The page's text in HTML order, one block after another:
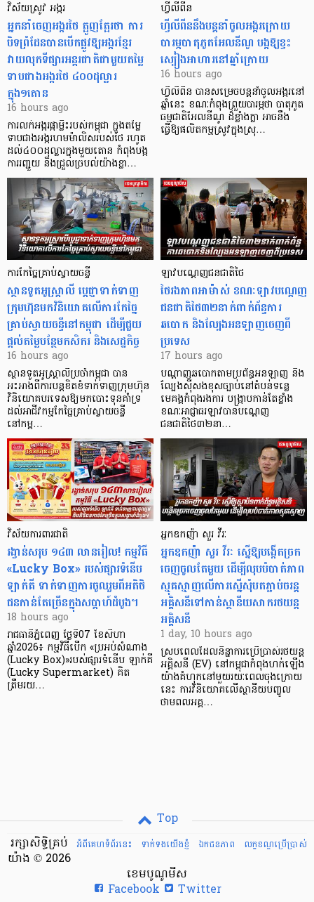
វិស័យស្រូវ អង្ករ
អ្នកនាំចេញអង្ករថៃ ត្អូញត្អែរថា ការ
បិទព្រំដែនបានបើកផ្លូវឱ្យអង្ករខ្មែរ
វាយលុកទីផ្សារអន្តរជាតិជាមួយតម្លៃ
ទាបជាងអង្ករថៃ ៤០០ដុល្លារ
ក្នុង១តោន
16 hours ago
ការលក់អង្ករផ្កាម្លិះរបស់កម្ពុជា ក្នុងតម្លៃ
ទាបជាងអង្ករហមម៉ាលិសរបស់ថៃ រហូត
ដល់៤០០ដុល្លារក្នុងមួយតោន កំពុងបង្ក
ការរញ្ជួយ និងជ្រួលច្របល់យ៉ាងខ្លា…
ហ្វីលីពីន
ហ្វីលីពីននឹងបន្តនាំចូលអង្ករក្រោយ
បារម្ភបាតុភូតអែលនីណូ បង្កឱ្យខ្វះ
ស្បៀងអាហារនៅឆ្នាំក្រោយ
16 hours ago
ហ្វីលីពីន បាន​សម្រេចបន្តនាំចូលអង្ករនៅ
ឆ្នាំនេះ ខណៈកំពុងព្រួយបារម្ភថា បាតុភូត
ធម្មជាតិអែលនីណូ ដ៏ខ្លាំងក្លា​ អាចនឹង
ធ្វើឱ្យផលិតកម្មស្រូវក្នុងស្រុ…
ការកែច្នៃគ្រាប់ស្វាយចន្ទី
ស្ថានទូតអូស្ត្រាលី ប្តេជ្ញាទាក់ទាញ
ក្រុមហ៊ុនមក​វិនិយោគលើការកែច្នៃ
គ្រាប់ស្វាយចន្ទីនៅកម្ពុជា ដើម្បីជួយ
ផ្តល់តម្លៃបន្ថែមកសិករ និងសេដ្ឋកិច្ច
16 hours ago
ស្ថានទូតអូស្ត្រាលីប្រចាំកម្ពុជា បាន
អះអាងពីការបន្តខិតខំទាក់ទាញក្រុមហ៊ុន
វិនិយោគបរទេសឱ្យមកបោះទុនគាំទ្រ
ដល់អាជីវកម្មកែច្នៃគ្រាប់ស្វាយចន្ទី
នៅកម្ព…
ឡាវបណ្តេញជនជាតិថៃ
ថៃរងភាពអាម៉ាស់ ខណៈឡាវបណ្តេញ
ជនជាតិថៃ៣២នាក់ពាក់ព័ន្ធការ
ឆបោក និងល្បែងអនឡាញចេញពី
ប្រទេស
17 hours ago
បណ្តាញឆបោកតាមប្រព័ន្ធអនឡាញ និង
ល្បែងស៊ីសងខុសច្បាប់នៅតំបន់ទន្លេ
មេគង្គកំពុងរងការ បង្ក្រាប​កាន់តែខ្លាំង
ខណៈអាជ្ញាធរឡាវបានបណ្តេញ
ជនជាតិថៃ៣២នា…
វិស័យការពារជាតិ
រង្វាន់សរុប ១៤៣ លានរៀល! កម្មវិធី
«Lucky Box» របស់ផ្សារទំនើប
ឡាក់គី ទាក់ទាញការចូលរួមពីអតិថិ
ជនកាន់តែច្រើនក្នុងសប្តាហ៍ដំបូង។
18 hours ago
រាជធានីភ្នំពេញ ថ្ងៃទី07 ខែសីហា
ឆ្នាំ2026៖ កម្មវិធីបើក «ប្រអប់សំណាង
(Lucky Box)»របស់ផ្សារទំនើប ឡាក់គី
(Lucky Supermarket) គិត
ត្រឹមរយ…
អ្នកឧកញ៉ា សួរ វីរៈ
អ្នកឧកញ៉ា សួរ វីរៈ ស្នើឱ្យបង្កើតច្រក
ចេញចូលតែមួយ ដើម្បីលុបបំបាត់ភាព
ស្មុគស្មាញលើការស្នើសុំបតភ្ជាប់ចរន្ត
អគ្គិសនីទៅកាន់ស្ថានីយសាករថយន្ត
អគ្គិសនី
1 day, 10 hours ago
ស្របពេលដែលនិន្នាការប្រើប្រាស់រថយន្ត
អគ្គិសនី (EV) នៅកម្ពុជាកំពុងហក់ឡើង
យ៉ាងគំហុកនៅមួយរយៈពេលចុងក្រោយ
នេះ ការវិនិយោគលើស្ថានីយបញ្ចូល
ថាមពលអគ្គ…
Top
អំពីគេហទំព័រនេះ
ទាក់ទងយើងខ្ញំ ឯកជនភាព លក្ខខណ្ឌ​ប្រើ​ប្រាស់
រក្សាសិទ្ធិគ្រប់
យ៉ាង © 2026
ខេមបូណូមីស
Facebook
Twitter